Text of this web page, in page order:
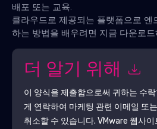
배포 또는 교육.
클라우드로 제공되는 플랫폼으로
하는 방법을 배우려면 지금 다운로드
더 알기 위해
이 양식을 제출함으로써 귀하는 수
게 연락하여 마케팅 관련 이메일 또
취소할 수 있습니다. VMware 웹사이